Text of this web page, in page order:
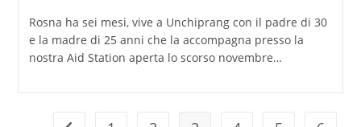
Rosna ha sei mesi, vive a Unchiprang con il padre di 30
e la madre di 25 anni che la accompagna presso la
nostra Aid Station aperta lo scorso novembre…